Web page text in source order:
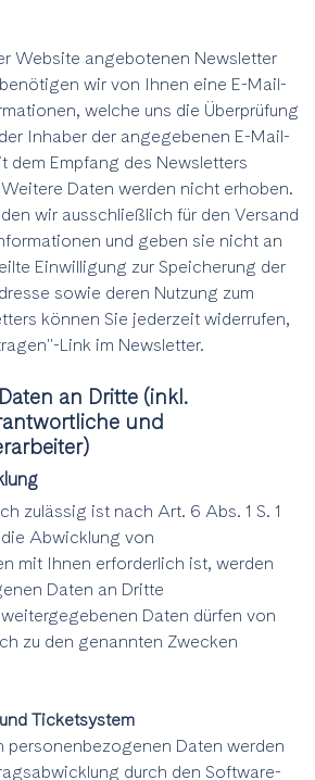
Website angebotenen Newsletter
wir von Ihnen eine E-Mail-
welche uns die Überprüfung
Inhaber der angegebenen E-Mail-
dem Empfang des Newsletters
Daten werden nicht erhoben.
wir ausschließlich für den Versand
und geben sie nicht an
Einwilligung zur Speicherung der
sowie deren Nutzung zum
können Sie jederzeit widerrufen,
Link im Newsletter.
an Dritte (inkl.
und
zulässig ist nach Art. 6 Abs. 1 S. 1
Abwicklung von
mit Ihnen erforderlich ist, werden
Daten an Dritte
Daten dürfen von
zu den genannten Zwecken
Ticketsystem
personenbezogenen Daten werden
durch den Software-